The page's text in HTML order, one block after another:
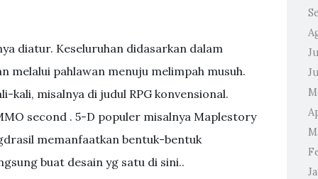
diatur. Keseluruhan didasarkan dalam
melalui pahlawan menuju melimpah musuh.
misalnya di judul RPG konvensional.
second . 5-D populer misalnya Maplestory
memanfaatkan bentuk-bentuk
buat desain yg satu di sini..